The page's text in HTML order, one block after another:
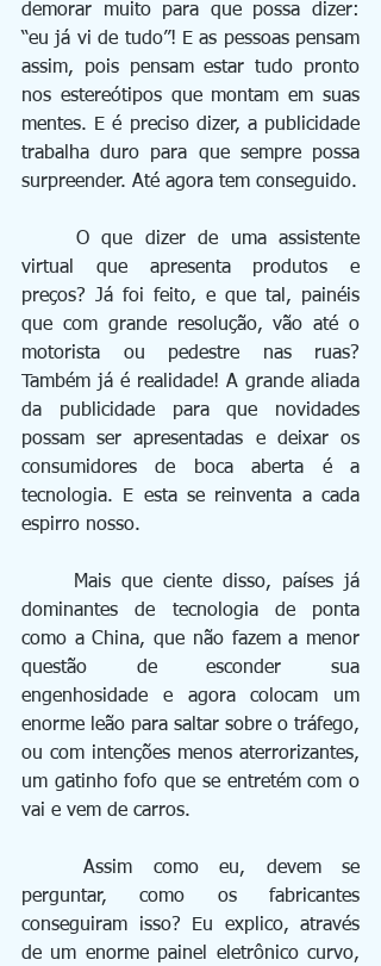
demorar muito para que possa dizer:
“eu já vi de tudo”! E as pessoas pensam
assim, pois pensam estar tudo pronto
nos estereótipos que montam em suas
mentes. E é preciso dizer, a publicidade
trabalha duro para que sempre possa
surpreender. Até agora tem conseguido.
virtual que apresenta produtos e
preços? Já foi feito, e que tal, painéis
que com grande resolução, vão até o
motorista ou pedestre nas ruas?
Também já é realidade! A grande aliada
da publicidade para que novidades
possam ser apresentadas e deixar os
consumidores de boca aberta é a
tecnologia. E esta se reinventa a cada
espirro nosso.
dominantes de tecnologia de ponta
como a China, que não fazem a menor
questão de esconder sua
engenhosidade e agora colocam um
enorme leão para saltar sobre o tráfego,
ou com intenções menos aterrorizantes,
um gatinho fofo que se entretém com o
vai e vem de carros.
	Assim como eu, devem se
perguntar, como os fabricantes
conseguiram isso? Eu explico, através
de um enorme painel eletrônico curvo,